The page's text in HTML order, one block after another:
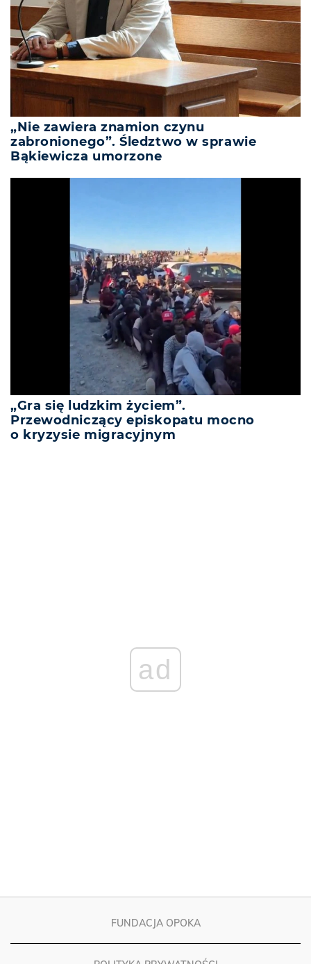
„Nie zawiera znamion czynu
zabronionego”. Śledztwo w sprawie
Bąkiewicza umorzone
„Gra się ludzkim życiem”.
Przewodniczący episkopatu mocno
o kryzysie migracyjnym
FUNDACJA OPOKA